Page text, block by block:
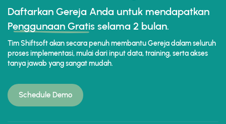
Daftarkan Gereja Anda untuk mendapatkan
Penggunaan Gratis selama 2 bulan.
Tim Shiftsoft akan secara penuh membantu Gereja dalam seluruh
proses implementasi, mulai dari input data, training, serta akses
tanya jawab yang sangat mudah.
Schedule Demo